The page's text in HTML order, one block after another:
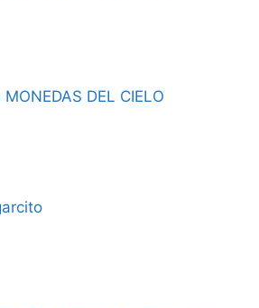
MONEDAS DEL CIELO